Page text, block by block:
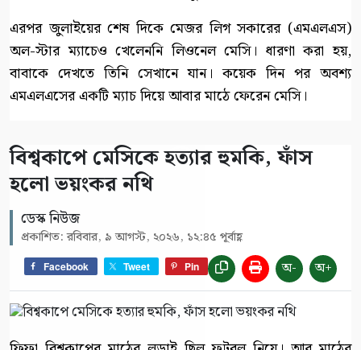
এরপর জুলাইয়ের শেষ দিকে মেজর লিগ সকারের (এমএলএস)
অল-স্টার ম্যাচেও খেলেননি লিওনেল মেসি। ধারণা করা হয়,
বাবাকে দেখতে তিনি সেখানে যান। কয়েক দিন পর অবশ্য
এমএলএসের একটি ম্যাচ দিয়ে আবার মাঠে ফেরেন মেসি।
বিশ্বকাপে মেসিকে হত্যার হুমকি, ফাঁস
হলো ভয়ংকর নথি
ডেস্ক নিউজ
প্রকাশিত: রবিবার, ৯ আগস্ট, ২০২৬, ১২:৪৫ পূর্বাহ্ণ
Facebook Tweet Pin অ- অ+